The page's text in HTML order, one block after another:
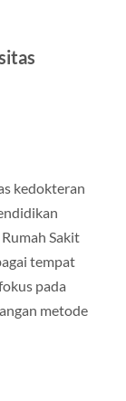
kedokteran
Sakit
tempat
pada
metode